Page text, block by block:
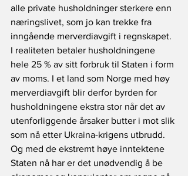
alle private husholdninger sterkere enn
næringslivet, som jo kan trekke fra
inngående merverdiavgift i regnskapet.
I realiteten betaler husholdningene
hele 25 % av sitt forbruk til Staten i form
av moms. I et land som Norge med høy
merverdiavgift blir derfor byrden for
husholdningene ekstra stor når det av
utenforliggende årsaker butter i mot slik
som nå etter Ukraina-krigens utbrudd.
Og med de ekstremt høye inntektene
Staten nå har er det unødvendig å be